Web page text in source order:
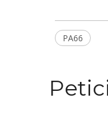
PA66